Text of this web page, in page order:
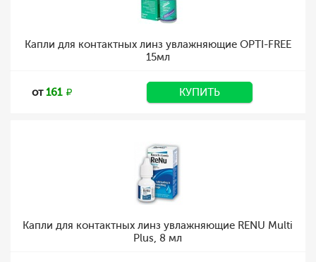
Капли для контактных линз увлажняющие OPTI-FREE
15мл
от161 КУПИТЬ
Капли для контактных линз увлажняющие RENU Multi
Plus, 8 мл